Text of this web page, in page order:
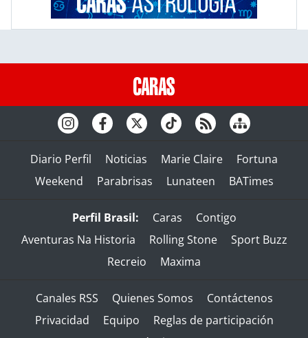
Diario Perfil Noticias Marie Claire
Fortuna
Weekend
Parabrisas Lunateen BATimes
Perfil Brasil: Caras
Contigo
Aventuras Na Historia
Rolling Stone
Sport Buzz
Recreio
Maxima
Canales RSS Quienes Somos
Contáctenos
Privacidad
Equipo
Reglas de participación